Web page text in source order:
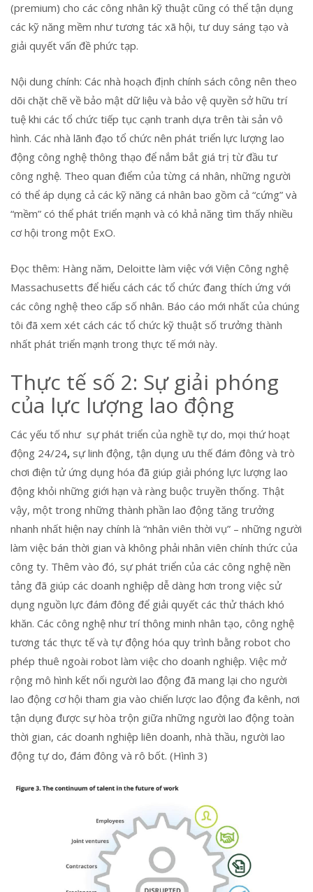
(premium) cho các công nhân kỹ thuật cũng có thể tận dụng
các kỹ năng mềm như tương tác xã hội, tư duy sáng tạo và
giải quyết vấn đề phức tạp.
Nội dung chính: Các nhà hoạch định chính sách công nên theo
dõi chặt chẽ về bảo mật dữ liệu và bảo vệ quyền sở hữu trí
tuệ khi các tổ chức tiếp tục cạnh tranh dựa trên tài sản vô
hình. Các nhà lãnh đạo tổ chức nên phát triển lực lượng lao
động công nghệ thông thạo để nắm bắt giá trị từ đầu tư
công nghệ. Theo quan điểm của từng cá nhân, những người
có thể áp dụng cả các kỹ năng cá nhân bao gồm cả “cứng” và
“mềm” có thể phát triển mạnh và có khả năng tìm thấy nhiều
cơ hội trong một ExO.
Đọc thêm: Hàng năm, Deloitte làm việc với Viện Công nghệ
Massachusetts để hiểu cách các tổ chức đang thích ứng với
các công nghệ theo cấp số nhân. Báo cáo mới nhất của chúng
tôi đã xem xét cách các tổ chức kỹ thuật số trưởng thành
nhất phát triển mạnh trong thực tế mới này.
Thực tế số 2: Sự giải phóng
của lực lượng lao động
Các yếu tố như sự phát triển của nghề tự do, mọi thứ hoạt
động 24/24, sự linh động, tận dụng ưu thế đám đông và trò
chơi điện tử ứng dụng hóa đã giúp giải phóng lực lượng lao
động khỏi những giới hạn và ràng buộc truyền thống. Thật
vậy, một trong những thành phần lao động tăng trưởng
nhanh nhất hiện nay chính là “nhân viên thời vụ” – những người
làm việc bán thời gian và không phải nhân viên chính thức của
công ty. Thêm vào đó, sự phát triển của các công nghệ nền
tảng đã giúp các doanh nghiệp dễ dàng hơn trong việc sử
dụng nguồn lực đám đông để giải quyết các thử thách khó
khăn. Các công nghệ như trí thông minh nhân tạo, công nghệ
tương tác thực tế và tự động hóa quy trình bằng robot cho
phép thuê ngoài robot làm việc cho doanh nghiệp. Việc mở
rộng mô hình kết nối người lao động đã mang lại cho người
lao động cơ hội tham gia vào chiến lược lao động đa kênh, nơi
tận dụng được sự hòa trộn giữa những người lao động toàn
thời gian, các doanh nghiệp liên doanh, nhà thầu, người lao
động tự do, đám đông và rô bốt. (Hình 3)